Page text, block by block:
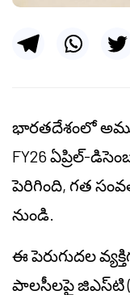
భారతదేశంలో
FY26 ఏప్రిల్-
పెరిగింది, గత
నుండి.
ఈ పెరుగుదల
పాలసీలపై జిఎస్‌టి